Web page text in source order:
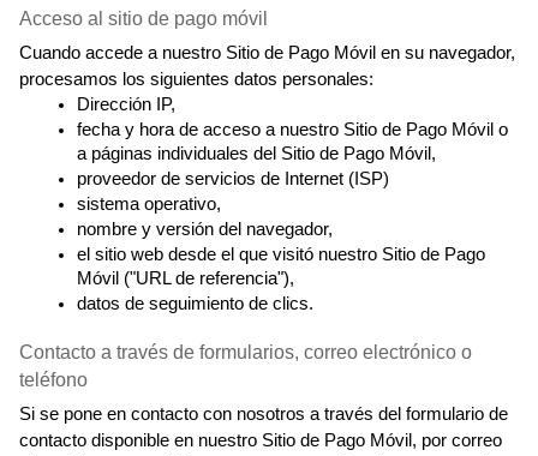
Acceso al sitio de pago móvil
Cuando accede a nuestro Sitio de Pago Móvil en su navegador,
procesamos los siguientes datos personales:
Dirección IP,
fecha y hora de acceso a nuestro Sitio de Pago Móvil o
a páginas individuales del Sitio de Pago Móvil,
proveedor de servicios de Internet (ISP)
sistema operativo,
nombre y versión del navegador,
el sitio web desde el que visitó nuestro Sitio de Pago
Móvil ("URL de referencia"),
datos de seguimiento de clics.
Contacto a través de formularios, correo electrónico o
teléfono
Si se pone en contacto con nosotros a través del formulario de
contacto disponible en nuestro Sitio de Pago Móvil, por correo